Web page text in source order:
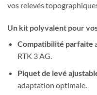
vos relevés
Un kit polyvalent pour
Compatibilité parfaite
RTK 3 AG.
Piquet de levé
adaptation optimale.